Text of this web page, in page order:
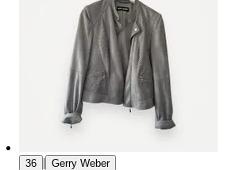
36 | Gerry Weber